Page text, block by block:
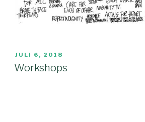
JULI 6, 2018
Workshops